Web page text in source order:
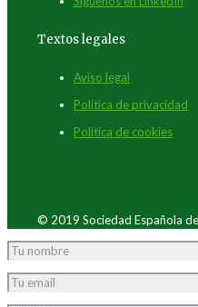
Textos legales
Aviso legal
Política de privacidad
Política de cookies
© 2019 Sociedad Española